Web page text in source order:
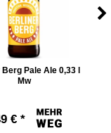
Pale Ale 0,33 l
Mw
€ *